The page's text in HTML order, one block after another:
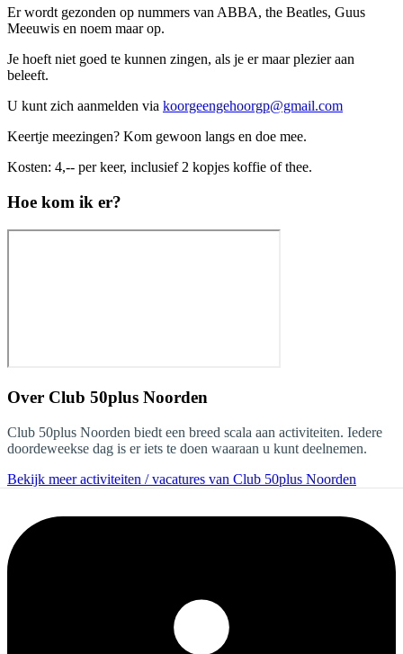
Er wordt gezonden op nummers van ABBA, the Beatles, Guus
Meeuwis en noem maar op.
Je hoeft niet goed te kunnen zingen, als je er maar plezier aan
beleeft.
U kunt zich aanmelden via koorgeengehoorgp@gmail.com
Keertje meezingen? Kom gewoon langs en doe mee.
Kosten: 4,-- per keer, inclusief 2 kopjes koffie of thee.
Hoe kom ik er?
Over Club 50plus Noorden
Club 50plus Noorden biedt een breed scala aan activiteiten. Iedere
doordeweekse dag is er iets te doen waaraan u kunt deelnemen.
Bekijk meer activiteiten / vacatures van Club 50plus Noorden